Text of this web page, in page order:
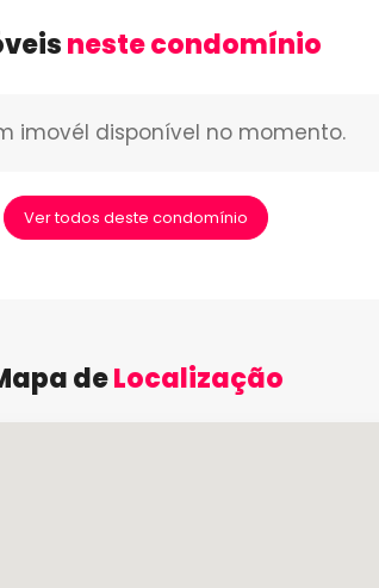
neste condomínio
imovél disponível no momento.
Ver todos deste condomínio
deLocalização